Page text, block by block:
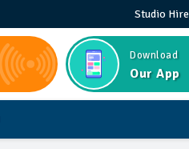
Studio Hire
Download
Our App